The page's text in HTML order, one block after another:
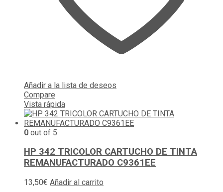
Añadir a la lista de deseos
Compare
Vista rápida
0 out of 5
HP 342 TRICOLOR CARTUCHO DE TINTA
REMANUFACTURADO C9361EE
13,50€ Añadir al carrito